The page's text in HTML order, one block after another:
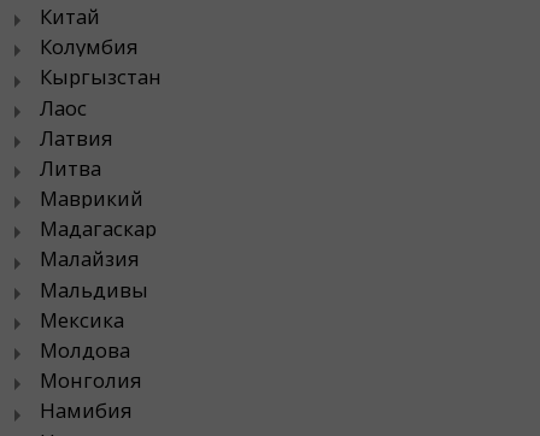
Китай
Колумбия
Кыргызстан
Лаос
Латвия
Литва
Маврикий
Мадагаскар
Малайзия
Мальдивы
Мексика
Молдова
Монголия
Намибия